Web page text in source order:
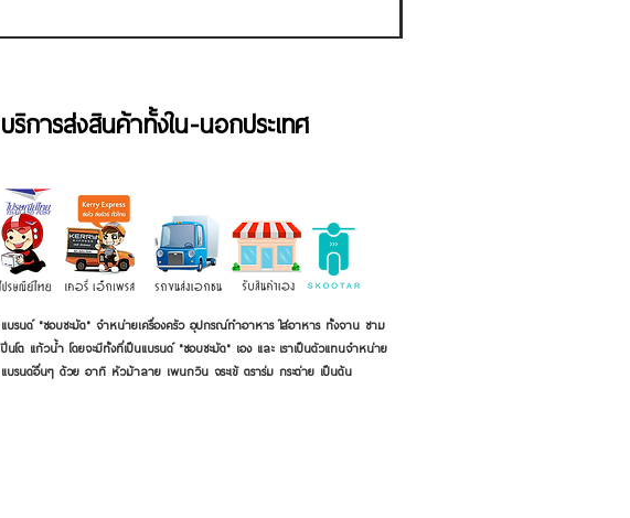
บริการส่งสินค้าทั้งใน-นอกประเทศ
แบรนด์ "ชอบชะมัด" จำหน่ายเครื่องครัว อุปกรณ์ทำอาหาร ใส่อาหาร ทั้งจาน ชาม
ปิ่นโต แก้วน้ำ โดยจะมีทั้งที่เป็นแบรนด์ "ชอบชะมัด" เอง และ เราเป็นตัวแทนจำหน่าย
แบรนด์อื่นๆ ด้วย อาทิ หัวม้าลาย เพนกวิน จระเข้ ตราร่ม กระต่าย เป็นต้น